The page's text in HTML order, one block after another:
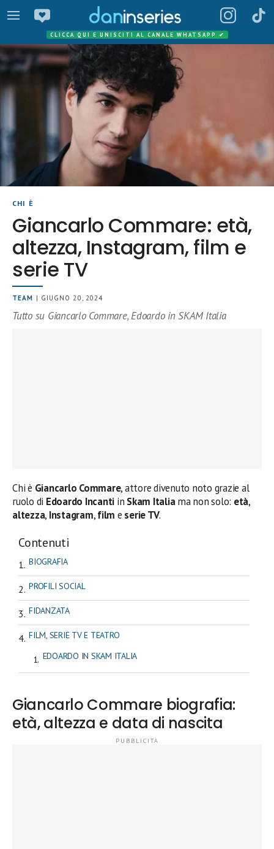
CLICCA QUI E UNISCITI AL CANALE WHATSAPP ✔
CHI È
Giancarlo Commare: età,
altezza, Instagram, film e
serie TV
TEAM | GIUGNO 20, 2024
Tutto su Giancarlo Commare, Edoardo in SKAM Italia
Chi è Giancarlo Commare, attore divenuto noto grazie al
ruolo di Edoardo Incanti in Skam Italiama non solo: età,
altezza, Instagram,film e serie TV.
Contenuti
BIOGRAFIA
PROFILI SOCIAL
FIDANZATA
FILM, SERIE TV E TEATRO
EDOARDO IN SKAM ITALIA
Giancarlo Commare biografia:
età, altezza e data di nascita